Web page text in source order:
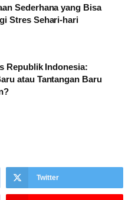
Sederhana yang Bisa
Stres Sehari-hari
Republik Indonesia:
atau Tantangan Baru
Twitter